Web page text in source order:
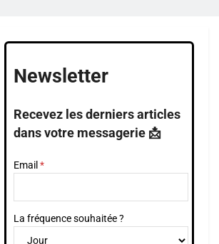
Newsletter
Recevez les derniers articles
dans votre messagerie 📩
Email
La fréquence souhaitée ?